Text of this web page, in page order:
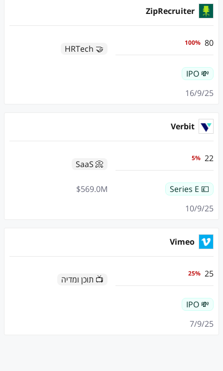
ZipRecruiter
80
%
100
🤝 HRTech
💸 IPO
16/9/25
Verbit
22
%
5
📀 SaaS
💷 Series E
M
569.0
$
10/9/25
Vimeo
25
%
25
📺 תוכן ומדיה
💸 IPO
7/9/25